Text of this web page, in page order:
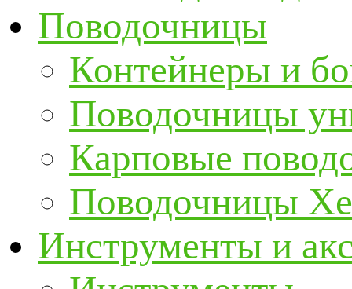
Поводочницы
Контейнеры и
Поводочницы
Карповые
Поводочницы
Инструменты и